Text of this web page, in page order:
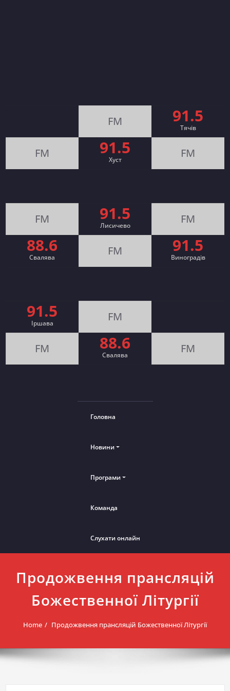
FM 91.5
Тячів
FM 91.5
Хуст FM
FM 91.5
Лисичево FM
88.6
Свалява FM 91.5
Виноградів
91.5
Іршава FM
FM 88.6
Cвалява FM
Головна
Новини
Програми
Команда
Слухати онлайн
Продожвення прансляцій
Божественної Літургії
Home Продожвення прансляцій Божественної Літургії